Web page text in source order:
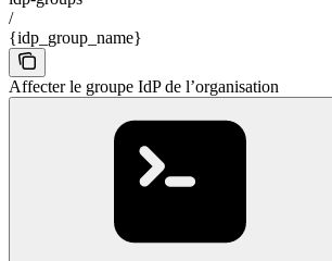
/
{idp_group_name}
Affecter le groupe IdP de l’organisation